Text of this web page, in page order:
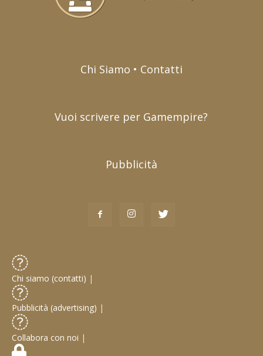
Chi Siamo • Contatti
Vuoi scrivere per Gamempire?
Pubblicità
Chi siamo (contatti) |
Pubblicità (advertising) |
Collabora con noi |